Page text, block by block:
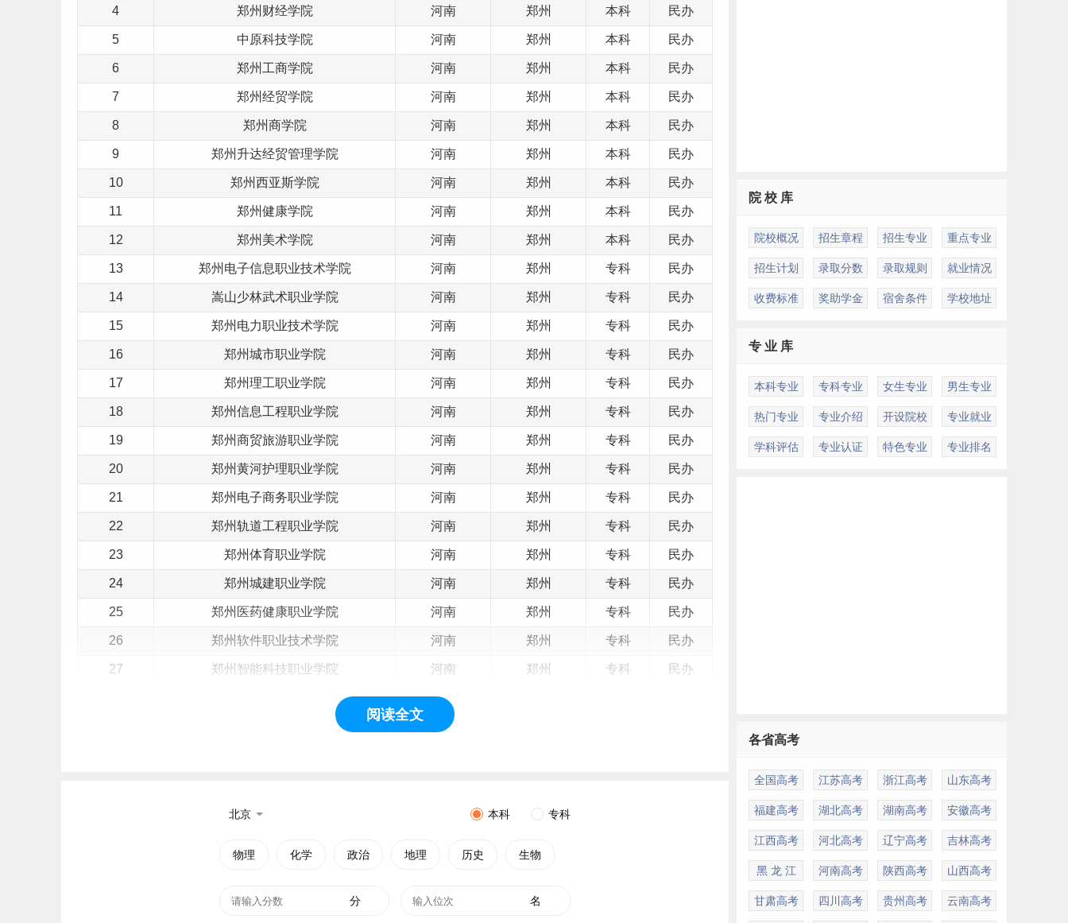
4 郑州财经学院 河南 郑州 本科 民办
5 中原科技学院 河南 郑州 本科 民办
6 郑州工商学院 河南 郑州 本科 民办
7 郑州经贸学院 河南 郑州 本科 民办
8 郑州商学院 河南 郑州 本科 民办
9 郑州升达经贸管理学院 河南 郑州 本科 民办
10 郑州西亚斯学院 河南 郑州 本科 民办
11 郑州健康学院 河南 郑州 本科 民办
12 郑州美术学院 河南 郑州 本科 民办
13 郑州电子信息职业技术学院 河南 郑州 专科 民办
14 嵩山少林武术职业学院 河南 郑州 专科 民办
15 郑州电力职业技术学院 河南 郑州 专科 民办
16 郑州城市职业学院 河南 郑州 专科 民办
17 郑州理工职业学院 河南 郑州 专科 民办
18 郑州信息工程职业学院 河南 郑州 专科 民办
19 郑州商贸旅游职业学院 河南 郑州 专科 民办
20 郑州黄河护理职业学院 河南 郑州 专科 民办
21 郑州电子商务职业学院 河南 郑州 专科 民办
22 郑州轨道工程职业学院 河南 郑州 专科 民办
23 郑州体育职业学院 河南 郑州 专科 民办
24 郑州城建职业学院 河南 郑州 专科 民办
25 郑州 医药健康职业学院 河南 郑州 专科 民办
26 郑州软件职业技术学院 河南 郑州 专科 民办
27 郑州智能科技职业学院 河南 郑州 专科 民办
河南
郑州汽车工程职业学院 河南
黄河科技学院（Huanghe S & T University），本部位于河南省会郑州，是经教育部批准成立的一所私立普通本科
设院校、河南省首批转型发展试点高校、全国
毕业生 典型经验
高校、河南省首批示范性应用技术类型本科院
基地”、河南省创业孵化示范基地、河南省“三全育人”综合改革试点高校、河南省高等学校智慧校园建设试点单位，
阅读全文
北京 本科 专科
物理 化学 政治 地理 历史 生物
分 名
院 校 库
院校概况 招生章程 招生专业 重点专业
招生计划 录取分数 录取规则 就业情况
收费标准 奖助学金 宿舍条件 学校地址
专 业 库
本科专业 专科专业 女生专业 男生专业
热门专业 专业介绍 开设院校 专业就业
学科评估 专业认证 特色专业 专业排名
各省高考
全国高考 江苏高考 浙江高考 山东高考
福建高考 湖北高考 湖南高考 安徽高考
江西高考 河北高考 辽宁高考 吉林高考
黑 龙 江 河南高考 陕西高考 山西高考
甘肃高考 四川高考 贵州高考 云南高考